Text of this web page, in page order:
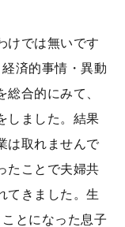
けでは無いです
済的事情・異動
合的にみて、
しました。結果
は取れませんで
たことで夫婦共
てきました。生
とになった息子